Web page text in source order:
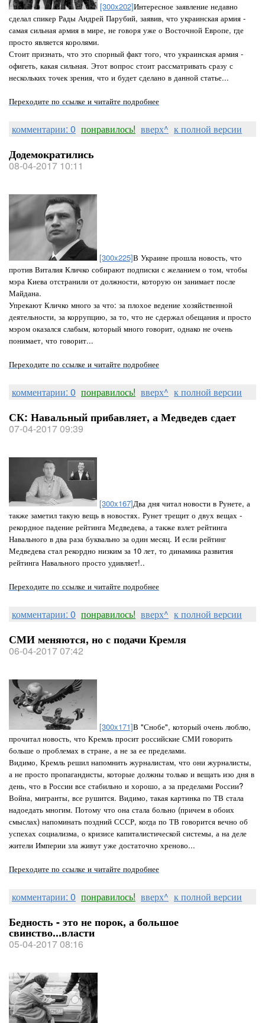
[300x202]Интересное заявление недавно
сделал спикер Рады Андрей Парубий, заявив, что украинская армия -
самая сильная армия в мире, не говоря уже о Восточной Европе, где
просто является королями.
Стоит признать, что это спорный факт того, что украинская армия -
офигеть, какая сильная. Этот вопрос стоит рассматривать сразу с
нескольких точек зрения, что и будет сделано в данной статье...
Переходите по ссылке и читайте подробнее
комментарии: 0 понравилось! вверх^ к полной версии
Додемократились
08-04-2017 10:11
[300x225]В Украине прошла новость, что
против Виталия Кличко собирают подписки с желанием о том, чтобы
мэра Киева отстранили от должности, которую он занимает после
Майдана.
Упрекают Кличко много за что: за плохое ведение хозяйственной
деятельности, за коррупцию, за то, что не сдержал обещания и просто
мэром оказался слабым, который много говорит, однако не очень
понимает, что говорит...
Переходите по ссылке и читайте подробнее
комментарии: 0 понравилось! вверх^ к полной версии
СК: Навальный прибавляет, а Медведев сдает
07-04-2017 09:39
[300x167]Два дня читал новости в Рунете, а
также заметил такую вещь в новостях. Рунет трещит о двух вещах -
рекордное падение рейтинга Медведева, а также взлет рейтинга
Навального в два раза буквально за один месяц. И если рейтинг
Медведева стал рекордно низким за 10 лет, то динамика развития
рейтинга Навального просто удивляет!..
Переходите по ссылке и читайте подробнее
комментарии: 0 понравилось! вверх^ к полной версии
СМИ меняются, но с подачи Кремля
06-04-2017 07:42
[300x171]В "Снобе", который очень люблю,
прочитал новость, что Кремль просит российские СМИ говорить
больше о проблемах в стране, а не за ее пределами.
Видимо, Кремль решил напомнить журналистам, что они журналисты,
а не просто пропагандисты, которые должны только и вещать изо дня в
день, что в России все стабильно и хорошо, а за пределами России?
Война, мигранты, все рушится. Видимо, такая картинка по ТВ стала
надоедать многим. Потому что она стала больно (причем в обоих
смыслах) напоминать поздний СССР, когда по ТВ говорится вечно об
успехах социализма, о кризисе капиталистической системы, а на деле
жители Империи зла живут уже достаточно хреново...
Переходите по ссылке и читайте подробнее
комментарии: 0 понравилось! вверх^ к полной версии
Бедность - это не порок, а большое
свинство...власти
05-04-2017 08:16